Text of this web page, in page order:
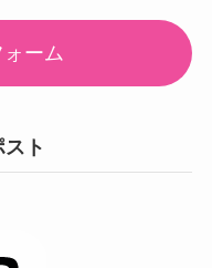
ーム
ト